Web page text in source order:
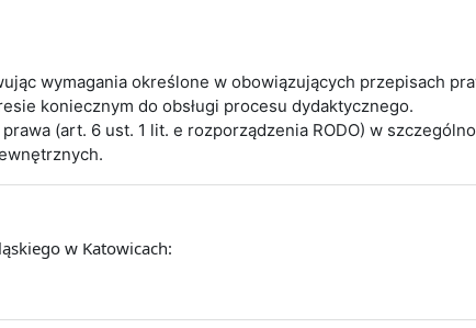
wymagania określone w obowiązujących przepisach
koniecznym do obsługi procesu dydaktycznego.
(art. 6 ust. 1 lit. e rozporządzenia RODO) w
w Katowicach: